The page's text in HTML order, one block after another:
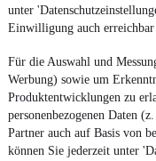
unter
Einwilligung auch
Für die Auswahl und
Werbung) sowie um
Produktentwicklungen zu
personenbezogenen Daten
Partner auch auf Basis von
können Sie jederzeit unter